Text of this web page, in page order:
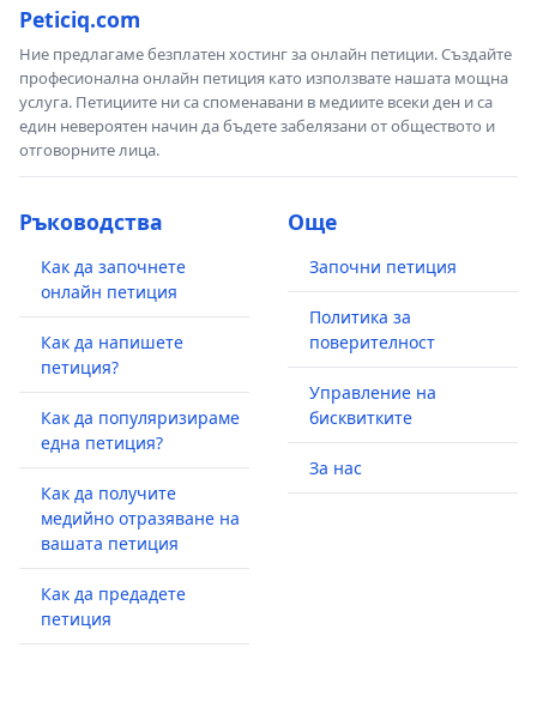
Peticiq.com
Ние предлагаме безплатен хостинг за онлайн петиции. Създайте
професионална онлайн петиция като използвате нашата мощна
услуга. Петициите ни са споменавани в медиите всеки ден и са
един невероятен начин да бъдете забелязани от обществото и
отговорните лица.
Ръководства
Как да започнете
онлайн петиция
Как да напишете
петиция?
Как да популяризираме
една петиция?
Как да получите
медийно отразяване на
вашата петиция
Как да предадете
петиция
Още
Започни петиция
Политика за
поверителност
Управление на
бисквитките
За нас